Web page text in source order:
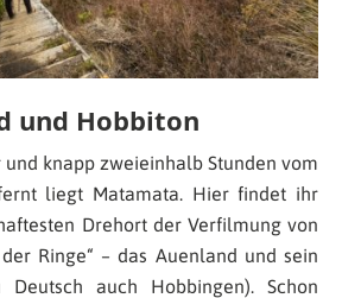
und Hobbiton
und knapp zweieinhalb Stunden vom
liegt Matamata. Hier findet ihr
Drehort der Verfilmung von
Ringe“ – das Auenland und sein
Deutsch auch Hobbingen). Schon